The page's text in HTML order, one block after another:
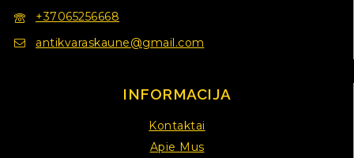
+37065256668
antikvaraskaune@gmail.com
INFORMACIJA
Kontaktai
Apie Mus